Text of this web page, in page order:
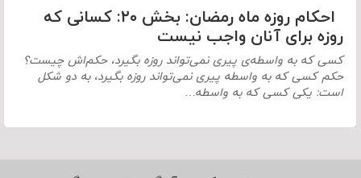
احکام روزه ماه رمضان: بخش ۲۰: كسانى که
روزه برای آنان واجب نیست
كسى كه به واسطه‌ی پیرى نمى‌‏تواند روزه بگیرد، حکم‌اش چیست؟
حکم كسى كه به واسطه پیرى نمى‌‏تواند روزه بگیرد، به دو شکل
است: یکی کسی که به واسطه…